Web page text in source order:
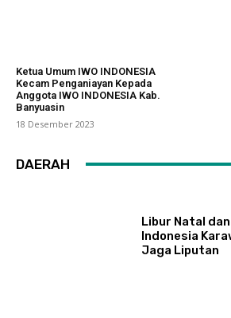
Ketua Umum IWO INDONESIA
Kecam Penganiayan Kepada
Anggota IWO INDONESIA Kab.
Banyuasin
18 Desember 2023
DAERAH
Libur Natal dan
Indonesia
Jaga Liputan